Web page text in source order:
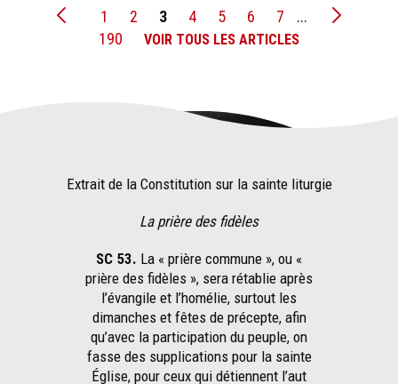
1 2 3 4 5 6 7
...
190
VOIR TOUS LES ARTICLES
Extrait de la Constitution sur la sainte liturgie
La prière des fidèles
SC 53. La « prière commune », ou «
prière des fidèles », sera rétablie après
l’évangile et l’homélie, surtout les
dimanches et fêtes de précepte, afin
qu’avec la participation du peuple, on
fasse des supplications pour la sainte
Église, pour ceux qui détiennent l’aut